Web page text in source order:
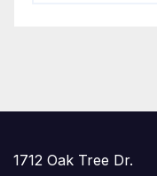
1712 Oak Tree Dr.